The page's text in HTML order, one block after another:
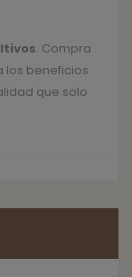
. Compra
los beneficios
que solo